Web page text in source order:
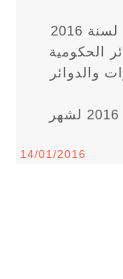
- إصدار الأمر المالي العام رقم (1) لسنة 2016
الحكومية
والدوائر
- إصدار الأمر المالي رقم (1) لسنة 2016 لشهر
14/01/2016